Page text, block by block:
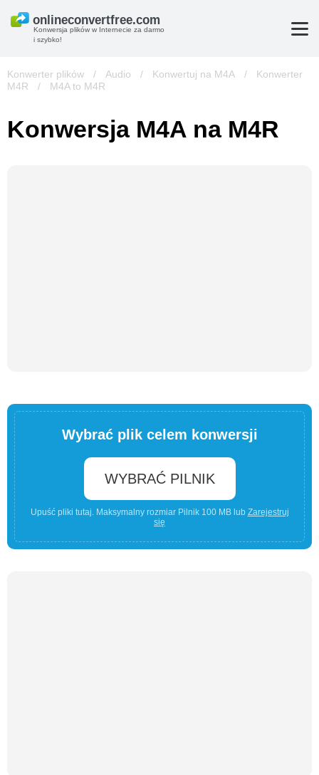
Konwersja plików w Internecie za darmo
i szybko!
Konwerter plików / Audio / Konwertuj na M4A /
Konwerter
M4R
/ M4A to M4R
Konwersja M4A na M4R
Wybrać plik celem konwersji
WYBRAĆ PILNIK
Upuść pliki tutaj. Maksymalny rozmiar Pilnik 100 MB lub Zarejestruj
się